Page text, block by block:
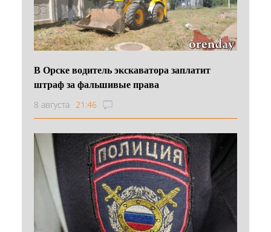
В Орске водитель экскаватора заплатит
штраф за фальшивые права
8 августа 21:46